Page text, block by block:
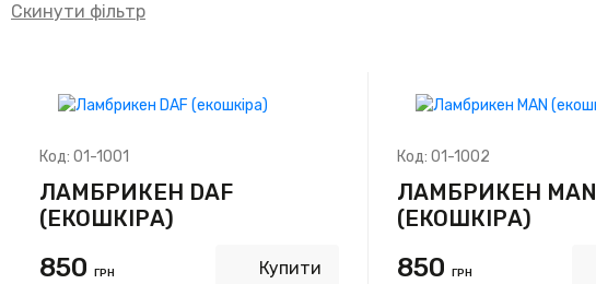
Скинути фільтр
Код: 01-1001
ЛАМБРИКЕН DAF
(ЕКОШКІРА)
850 ГРН Купити
Код: 01-1002
ЛАМБРИКЕН MAN
(ЕКОШКІРА)
850 ГРН